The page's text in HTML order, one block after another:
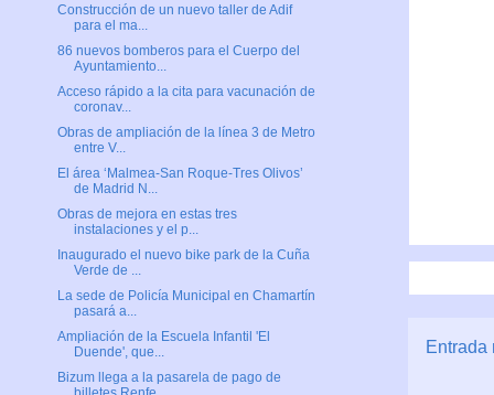
Entrada
Construcción de un nuevo taller de Adif
para el ma...
86 nuevos bomberos para el Cuerpo del
Ayuntamiento...
Acceso rápido a la cita para vacunación de
coronav...
Obras de ampliación de la línea 3 de Metro
entre V...
El área ‘Malmea-San Roque-Tres Olivos’
de Madrid N...
Obras de mejora en estas tres
instalaciones y el p...
Inaugurado el nuevo bike park de la Cuña
Verde de ...
La sede de Policía Municipal en Chamartín
pasará a...
Ampliación de la Escuela Infantil 'El
Duende', que...
Bizum llega a la pasarela de pago de